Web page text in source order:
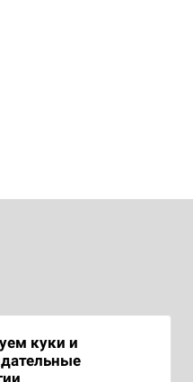
куки и